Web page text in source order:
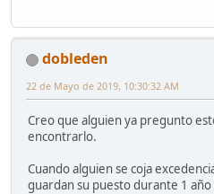
dobleden
22 de Mayo de 2019, 10:30:32 AM
Creo que alguien ya pregunto
encontrarlo.
Cuando alguien se coja
guardan su puesto durante 1 año